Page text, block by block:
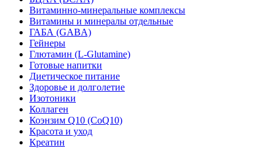
Витаминно-минеральные комплексы
Витамины и минералы отдельные
ГАБА (GABA)
Гейнеры
Глютамин (L-Glutamine)
Готовые напитки
Диетическое питание
Здоровье и долголетие
Изотоники
Коллаген
Коэнзим Q10 (CoQ10)
Красота и уход
Креатин